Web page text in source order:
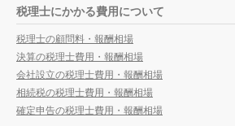
税理士にかかる費用について
税理士の顧問料・報酬相場
決算の税理士費用・報酬相場
会社設立の税理士費用・報酬相場
相続税の税理士費用・報酬相場
確定申告の税理士費用・報酬相場